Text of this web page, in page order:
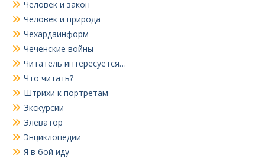
Человек и закон
Человек и природа
Чехардаинформ
Чеченские войны
Читатель интересуется…
Что читать?
Штрихи к портретам
Экскурсии
Элеватор
Энциклопедии
Я в бой иду